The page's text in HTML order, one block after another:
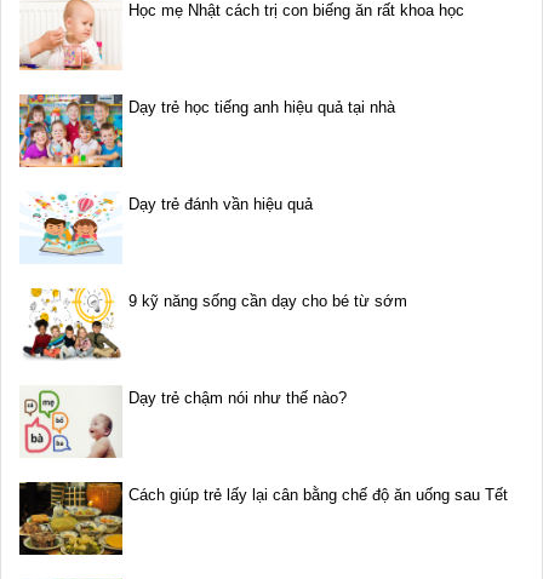
Học mẹ Nhật cách trị con biếng ăn rất khoa học
Dạy trẻ học tiếng anh hiệu quả tại nhà
Dạy trẻ đánh vần hiệu quả
9 kỹ năng sống cần dạy cho bé từ sớm
Dạy trẻ chậm nói như thế nào?
Cách giúp trẻ lấy lại cân bằng chế độ ăn uống sau Tết